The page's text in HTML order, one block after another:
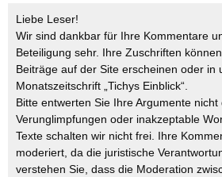
Liebe Leser!
Wir sind dankbar für Ihre Kommentare
Beteiligung sehr. Ihre Zuschriften
Beiträge auf der Site erscheinen oder in
Monatszeitschrift „Tichys Einblick“.
Bitte entwerten Sie Ihre Argumente
Verunglimpfungen oder inakzeptable
Texte schalten wir nicht frei. Ihre
moderiert, da die juristische
verstehen Sie, dass die Moderation